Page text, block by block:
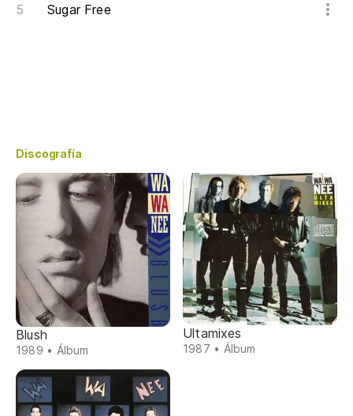
Sugar Free
Discografía
Blush
1989 • Álbum
Ultamixes
1987 • Álbum